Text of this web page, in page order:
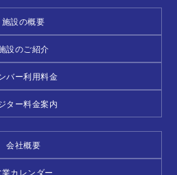
施設の概要
設のご紹介
バー利用料金
ター料金案内
会社概要
業カレンダー